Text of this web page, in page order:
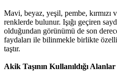
Mavi, beyaz, yeşil, pembe, kırmızı
renklerde bulunur. Işığı geçiren
olduğundan görünümü de son
faydaları ile bilinmekle birlikte
taştır.
Akik Taşının Kullanıldığı Alanlar